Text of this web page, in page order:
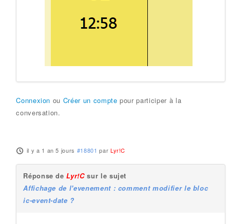
Connexion ou Créer un compte pour participer à la
conversation.
il y a 1 an 5 jours #18801 par Lyr!C
Réponse deLyr!Csur le sujet
Affichage de l'evenement : comment modifier le bloc
ic-event-date ?